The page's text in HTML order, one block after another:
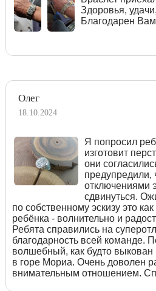
Здоровья,
Благодарен
Олег
18.10.2024
Я попросил
изготовит
они
предупредили,
отключениями
сдвинуться.
по собственному эскизу это
ребёнка - волнительно и
Ребята справились на
благодарность всей команде.
волшебный, как будто выкован
в горе Мориа. Очень доволен
внимательным отношением.